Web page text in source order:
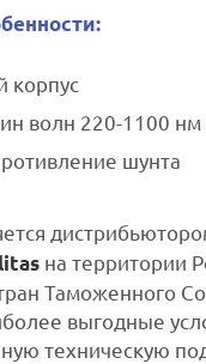
корпус
волн 220-1100 нм
шунта
на территории
Таможенного
выгодные
техническую